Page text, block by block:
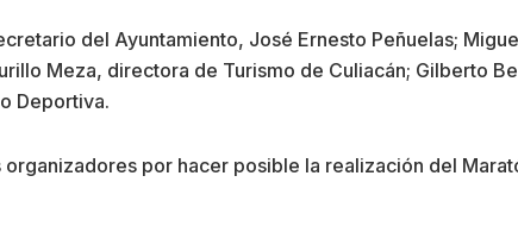
del Ayuntamiento, José Ernesto Peñuelas;
Meza, directora de Turismo de Culiacán; Gilberto
Deportiva.
por hacer posible la realización del